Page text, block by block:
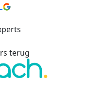
terug